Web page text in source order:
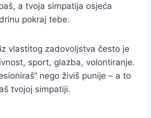
a tvoja simpatija osjeća
pokraj tebe.
vlastitog zadovoljstva često je
sport, glazba, volontiranje.
nego živiš punije – a to
tvojoj simpatiji.